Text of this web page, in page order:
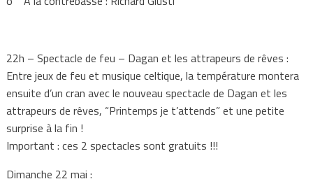
22h – Spectacle de feu – Dagan et les attrapeurs de rêves :
Entre jeux de feu et musique celtique, la température montera
ensuite d’un cran avec le nouveau spectacle de Dagan et les
attrapeurs de rêves, “Printemps je t’attends” et une petite
surprise à la fin !
Important : ces 2 spectacles sont gratuits !!!
Dimanche 22 mai :